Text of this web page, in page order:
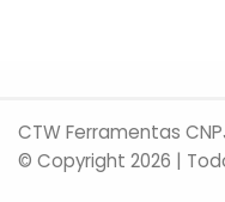
CTW Ferramentas
© Copyright 2026 |